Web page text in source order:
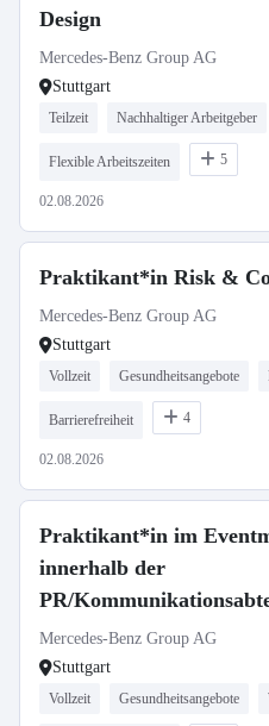
Design
Mercedes-Benz Group AG
Stuttgart
Teilzeit Nachhaltiger Arbeitgeber
Flexible Arbeitszeiten 5
02.08.2026
Praktikant*in Risk &
Mercedes-Benz Group AG
Stuttgart
Vollzeit Gesundheitsangebote
Barrierefreiheit 4
02.08.2026
Praktikant*in im
innerhalb der
PR/
Mercedes-Benz Vans
Praktikum)
Mercedes-Benz Group AG
Stuttgart
Vollzeit Gesundheitsangebote